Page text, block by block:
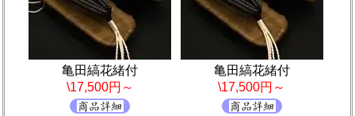
亀田縞花緒付
\17,500円～
亀田縞花緒付
\17,500円～